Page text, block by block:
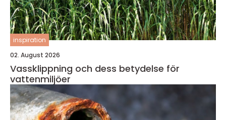
inspiration
02. August 2026
Vassklippning och dess betydelse för
vattenmiljöer